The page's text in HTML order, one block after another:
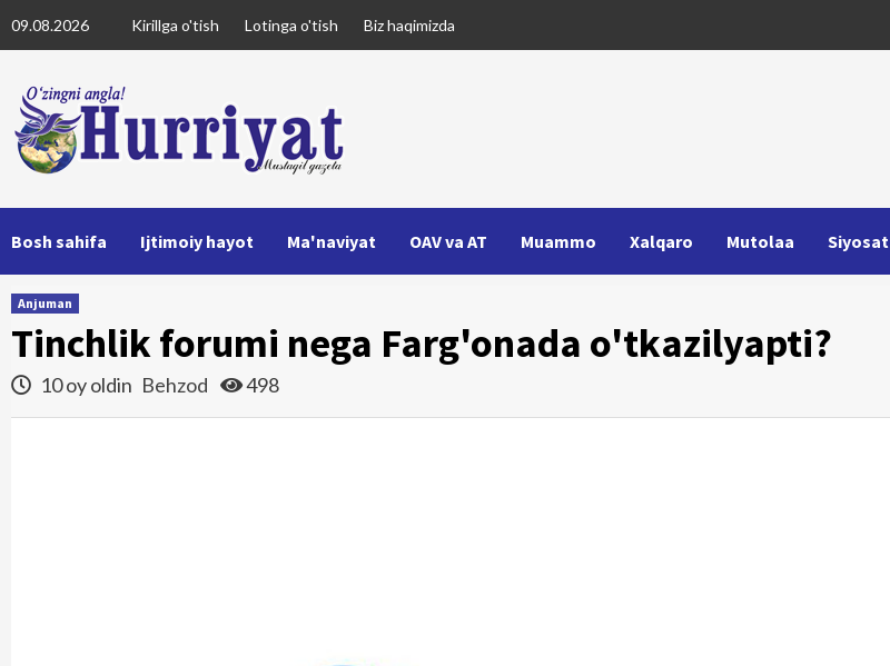
to
09.08.2026 Kirillga o'tish Lotinga o'tish Biz haqimizda
Bosh sahifa Ijtimoiy hayot Ma'naviyat OAV va AT Muammo Xalqaro Mutolaa Siyosat
Anjuman
Tinchlik forumi nega Farg'onada o'tkazilyapti?
10 oy oldin Behzod 498